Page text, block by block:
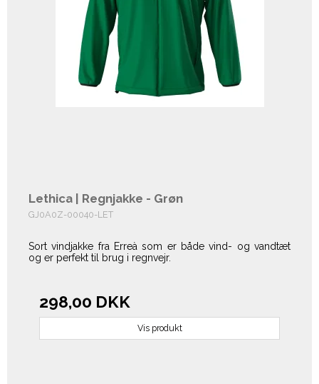
Lethica | Regnjakke - Grøn
GJ0A0Z-00040-LET
Sort vindjakke fra Erreà som er både vind- og vandtæt
og er perfekt til brug i regnvejr.
298,00 DKK
Vis produkt